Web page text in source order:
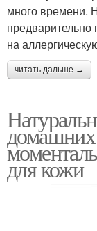
много времени.
предварительно
на
читать дальше →
домашних
для кожи